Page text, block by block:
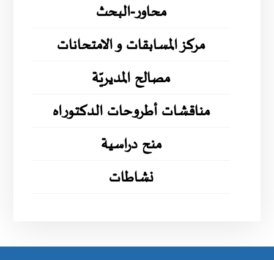
محاور-البحث
مركز المسابقات و الامتحانات
مصالح المديريّة
مناقشات أطروحات الدكتوراه
منح دراسية
نشاطات